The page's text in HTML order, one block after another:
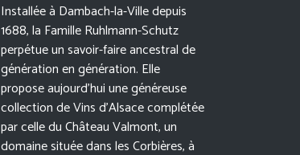
Installée à Dambach-la-Ville depuis
1688, la Famille Ruhlmann-Schutz
perpétue un savoir-faire ancestral de
génération en génération. Elle
propose aujourd’hui une généreuse
collection de Vins d’Alsace complétée
par celle du Château Valmont, un
domaine située dans les Corbières, à